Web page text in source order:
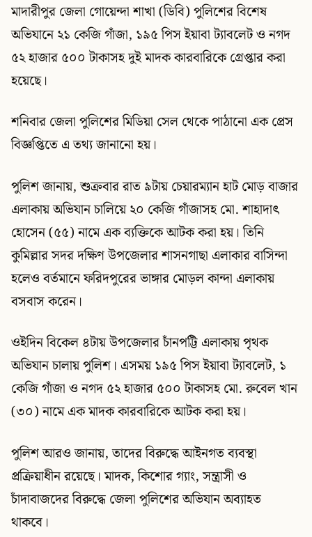
মাদারীপুর জেলা গোয়েন্দা শাখা (ডিবি) পুলিশের বিশেষ
অভিযানে ২১ কেজি গাঁজা, ১৯৫ পিস ইয়াবা ট্যাবলেট ও নগদ
৫২ হাজার ৫০০ টাকাসহ দুই মাদক কারবারিকে গ্রেপ্তার করা
হয়েছে।
শনিবার জেলা পুলিশের মিডিয়া সেল থেকে পাঠানো এক প্রেস
বিজ্ঞপ্তিতে এ তথ্য জানানো হয়।
পুলিশ জানায়, শুক্রবার রাত ৯টায় চেয়ারম্যান হাট মোড় বাজার
এলাকায় অভিযান চালিয়ে ২০ কেজি গাঁজাসহ মো. শাহাদাৎ
হোসেন (৫৫) নামে এক ব্যক্তিকে আটক করা হয়। তিনি
কুমিল্লার সদর দক্ষিণ উপজেলার শাসনগাছা এলাকার বাসিন্দা
হলেও বর্তমানে ফরিদপুরের ভাঙ্গার মোড়ল কান্দা এলাকায়
বসবাস করেন।
ওইদিন বিকেল ৪টায় উপজেলার চাঁনপট্টি এলাকায় পৃথক
অভিযান চালায় পুলিশ। এসময় ১৯৫ পিস ইয়াবা ট্যাবলেট, ১
কেজি গাঁজা ও নগদ ৫২ হাজার ৫০০ টাকাসহ মো. রুবেল খান
(৩০) নামে এক মাদক কারবারিকে আটক করা হয়।
পুলিশ আরও জানায়, তাদের বিরুদ্ধে আইনগত ব্যবস্থা
প্রক্রিয়াধীন রয়েছে। মাদক, কিশোর গ্যাং, সন্ত্রাসী ও
চাঁদাবাজদের বিরুদ্ধে জেলা পুলিশের অভিযান অব্যাহত
থাকবে।